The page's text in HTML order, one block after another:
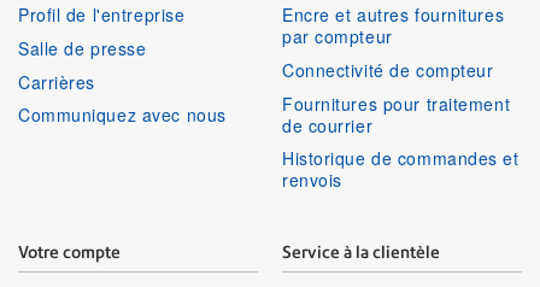
Profil de l'entreprise
Salle de presse
Carrières
Communiquez avec nous
Encre et autres fournitures
par compteur
Connectivité de compteur
Fournitures pour traitement
de courrier
Historique de commandes et
renvois
Votre compte Service à la clientèle